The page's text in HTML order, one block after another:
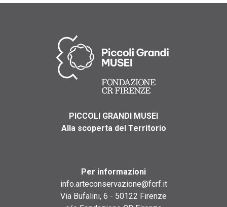
PICCOLI GRANDI MUSEI
Alla scoperta del Territorio
Per informazioni
info.arteconservazione@fcrf.it
Via Bufalini, 6 - 50122 Firenze